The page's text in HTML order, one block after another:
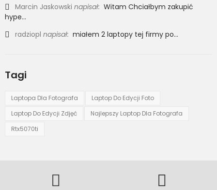
Marcin Jaskowski napisał: Witam Chciałbym zakupić
hype...
radziopl napisał: miałem 2 laptopy tej firmy po...
Tagi
Laptopa Dla Fotografa
Laptop Do Edycji Foto
Laptop Do Edycji Zdjęć
Najlepszy Laptop Dla Fotografa
Rtx5070ti